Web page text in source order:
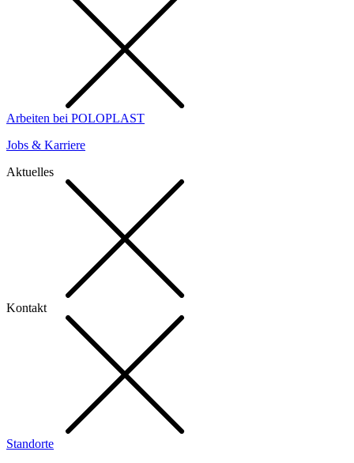
Arbeiten bei POLOPLAST
Jobs & Karriere
Aktuelles
Kontakt
Standorte